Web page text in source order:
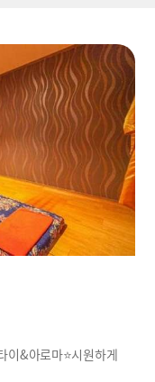
이&아로마⭐시원하게